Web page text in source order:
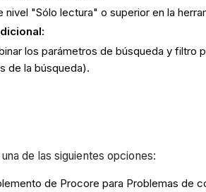
nivel "Sólo lectura" o superior en la
los parámetros de búsqueda y filtro
de la búsqueda).
de las siguientes opciones:
de Procore para Problemas de